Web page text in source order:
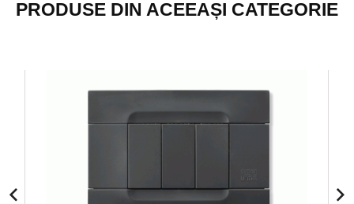
PRODUSE DIN ACEEAȘI CATEGORIE